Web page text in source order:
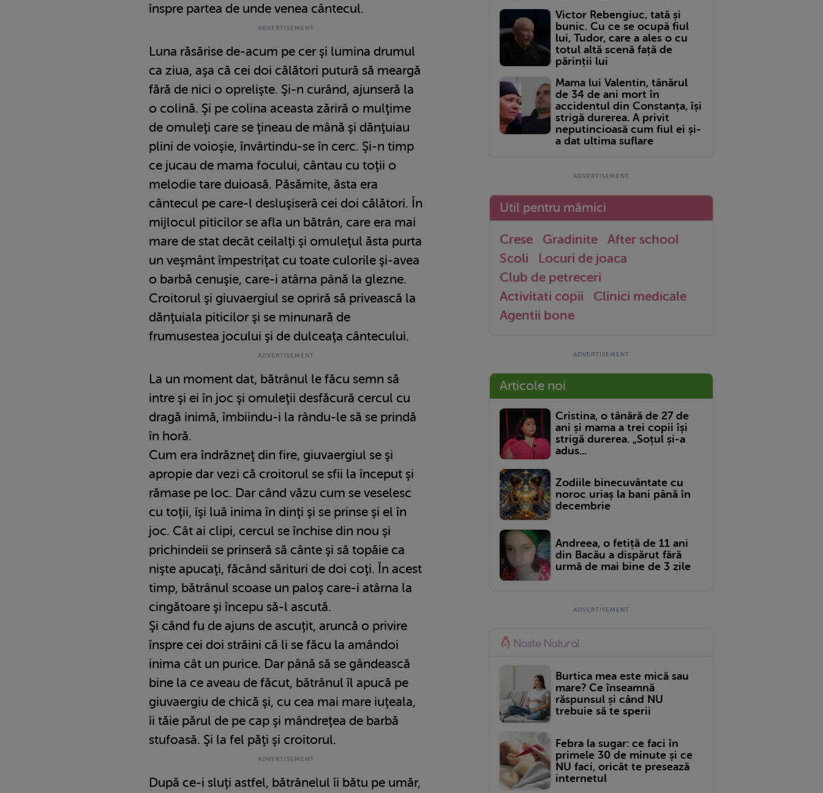
înspre partea de unde venea cântecul.
Luna răsărise de-acum pe cer şi lumina drumul
ca ziua, aşa că cei doi călători putură să meargă
fără de nici o oprelişte. Şi-n curând, ajunseră la
o colină. Şi pe colina aceasta zăriră o mulţime
de omuleţi care se ţineau de mână şi dănţuiau
plini de voioşie, învârtindu-se în cerc. Şi-n timp
ce jucau de mama focului, cântau cu toţii o
melodie tare duioasă. Păsămite, ăsta era
cântecul pe care-l desluşiseră cei doi călători. În
mijlocul piticilor se afla un bătrân, care era mai
mare de stat decât ceilalţi şi omuleţul ăsta purta
un veşmânt împestriţat cu toate culorile şi-avea
o barbă cenuşie, care-i atârna până la glezne.
Croitorul şi giuvaergiul se opriră să privească la
dănţuiala piticilor şi se minunară de
frumusestea jocului şi de dulceaţa cântecului.
La un moment dat, bătrânul le făcu semn să
intre şi ei în joc şi omuleţii desfăcură cercul cu
dragă inimă, îmbiindu-i la rându-le să se prindă
în horă.
Cum era îndrăzneţ din fire, giuvaergiul se şi
apropie dar vezi că croitorul se sfii la început şi
rămase pe loc. Dar când văzu cum se veselesc
cu toţii, îşi luă inima în dinţi şi se prinse şi el în
joc. Cât ai clipi, cercul se închise din nou şi
prichindeii se prinseră să cânte şi să topăie ca
nişte apucaţi, făcând sărituri de doi coţi. În acest
timp, bătrânul scoase un paloş care-i atârna la
cingătoare şi începu să-l ascută.
Şi când fu de ajuns de ascuţit, aruncă o privire
înspre cei doi străini că li se făcu la amândoi
inima cât un purice. Dar până să se gândească
bine la ce aveau de făcut, bătrânul îl apucă pe
giuvaergiu de chică şi, cu cea mai mare iuţeala,
îi tăie părul de pe cap şi mândreţea de barbă
stufoasă. Şi la fel păţi şi croitorul.
După ce-i sluţi astfel, bătrânelul îi bătu pe umăr,
Victor Rebengiuc, tată și
bunic. Cu ce se ocupă fiul
lui, Tudor, care a ales o cu
totul altă scenă față de
părinții lui
Mama lui Valentin, tânărul
de 34 de ani mort în
accidentul din Constanța, își
strigă durerea. A privit
neputincioasă cum fiul ei și-
a dat ultima suflare
Util pentru mămici
Crese Gradinite
After school
Scoli
Locuri de joaca
Club de petreceri
Activitati copii
Clinici medicale
Agentii bone
Articole noi
Cristina, o tânără de 27 de
ani și mama a trei copii își
strigă durerea. „Soțul și-a
adus...
Zodiile binecuvântate cu
noroc uriaș la bani până în
decembrie
Andreea, o fetiță de 11 ani
din Bacău a dispărut fără
urmă de mai bine de 3 zile
Burtica mea este mică sau
mare? Ce înseamnă
răspunsul și când NU
trebuie să te sperii
Febra la sugar: ce faci în
primele 30 de minute și ce
NU faci, oricât te presează
internetul